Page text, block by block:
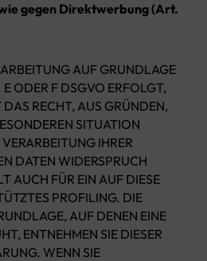
gegen Direktwerbung (Art.
AUF GRUNDLAGE
ODER F DSGVO ERFOLGT,
DAS RECHT, AUS GRÜNDEN,
SITUATION
IHRER
DATEN WIDERSPRUCH
AUCH FÜR EIN AUF DIESE
PROFILING. DIE
AUF DENEN EINE
ENTNEHMEN SIE DIESER
WENN SIE